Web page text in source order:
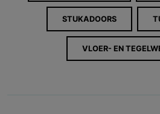
STUKADOORS
VLOER- EN